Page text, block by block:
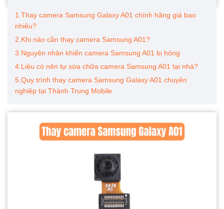
1.Thay camera Samsung Galaxy A01 chính hãng giá bao
nhiêu?
2.Khi nào cần thay camera Samsung A01?
3.Nguyên nhân khiến camera Samsung A01 bị hỏng
4.Liệu có nên tự sửa chữa camera Samsung A01 tại nhà?
5.Quy trình thay camera Samsung Galaxy A01 chuyên
nghiệp tại Thành Trung Mobile